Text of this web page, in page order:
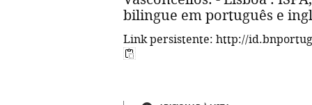
bilingue em português e
Link persistente: http://